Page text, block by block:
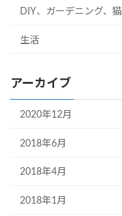
DIY、ガーデニング、猫
生活
アーカイブ
2020年12月
2018年6月
2018年4月
2018年1月